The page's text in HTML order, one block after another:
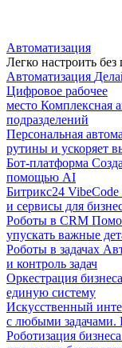
Автоматизация
Легко настроить
Автоматизация
Цифровое рабочее
место Комплексная
подразделений
Персональная
рутины и ускоряет
Бот-платформа
помощью AI
Битрикс24 VibeCode
и сервисы для
Роботы в CRM
упускать важные
Роботы в задачах
и контроль задач
Оркестрация бизнеса
единую систему
Искусственный
с любыми задачами.
Роботизация бизнеса